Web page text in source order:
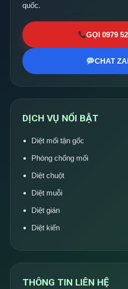
quốc.
GỌI 0979
CHAT
DỊCH VỤ NỔI BẬT
Diệt mối tận gốc
Phòng chống mối
Diệt chuột
Diệt muỗi
Diệt gián
Diệt kiến
THÔNG TIN LIÊN HỆ